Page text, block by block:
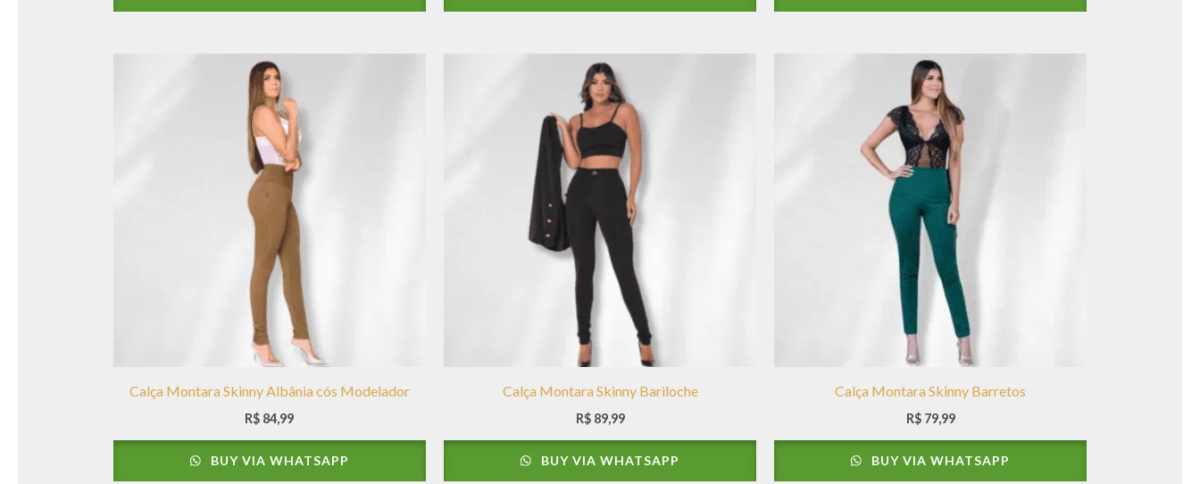
Calça Montara Skinny Albânia cós Modelador
R$ 84,99
BUY VIA WHATSAPP
Calça Montara Skinny Bariloche
R$89,99
BUY VIA WHATSAPP
Calça Montara Skinny Barretos
R$79,99
BUY VIA WHATSAPP